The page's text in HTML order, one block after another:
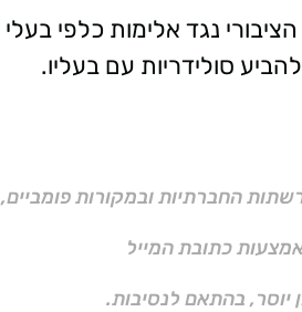
נגד אלימות כלפי בעלי
סולידריות עם בעליו.
החברתיות ובמקורות פומביים,
כתובת המייל
יוסר, בהתאם לנסיבות.